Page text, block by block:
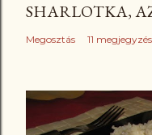
SHARLOTKA,
Megosztás 11 megjegyzés